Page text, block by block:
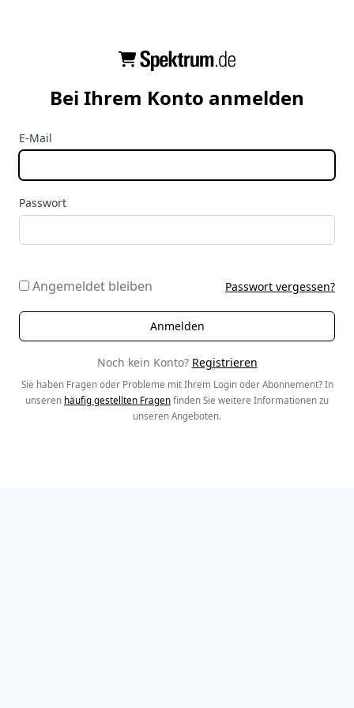
Bei Ihrem Konto anmelden
E-Mail
Passwort
Angemeldet bleiben Passwort vergessen?
Noch kein Konto? Registrieren
Sie haben Fragen oder Probleme mit Ihrem Login oder Abonnement? In
unseren häufig gestellten Fragen finden Sie weitere Informationen zu
unseren Angeboten.